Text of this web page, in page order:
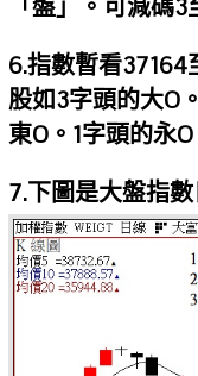
「盤」。可減碼
6.指數暫看
股如3字頭的大O
東O。1字頭的永
7.下圖是大盤指數